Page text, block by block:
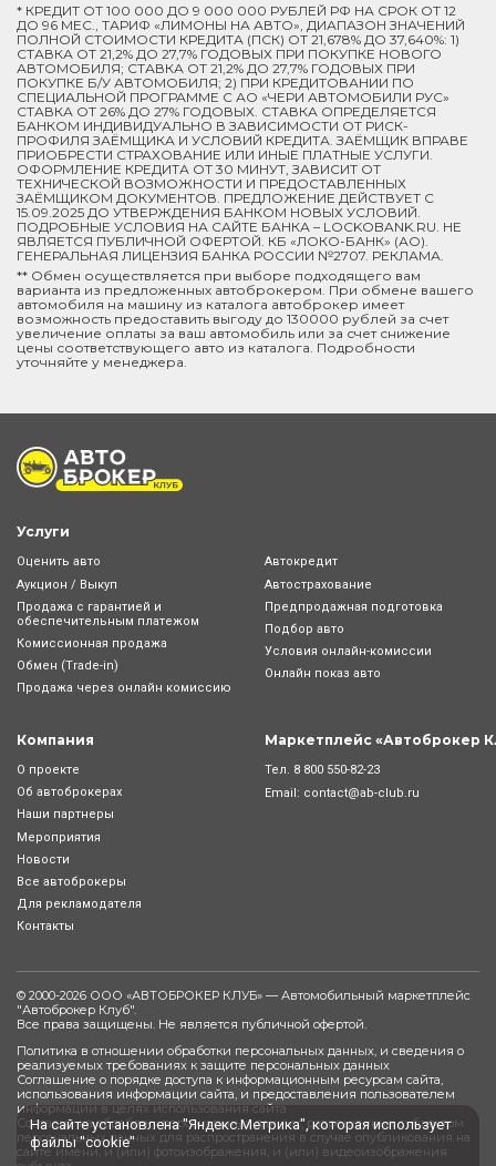
На сайте установлена "Яндекс.Метрика", которая использует
файлы "cookie"
* КРЕДИТ ОТ 100 000 ДО 9 000 000 РУБЛЕЙ РФ НА СРОК ОТ 12
ДО 96 МЕС., ТАРИФ «ЛИМОНЫ НА АВТО», ДИАПАЗОН ЗНАЧЕНИЙ
ПОЛНОЙ СТОИМОСТИ КРЕДИТА (ПСК) ОТ 21,678% ДО 37,640%: 1)
СТАВКА ОТ 21,2% ДО 27,7% ГОДОВЫХ ПРИ ПОКУПКЕ НОВОГО
АВТОМОБИЛЯ; СТАВКА ОТ 21,2% ДО 27,7% ГОДОВЫХ ПРИ
ПОКУПКЕ Б/У АВТОМОБИЛЯ; 2) ПРИ КРЕДИТОВАНИИ ПО
СПЕЦИАЛЬНОЙ ПРОГРАММЕ C АО «ЧЕРИ АВТОМОБИЛИ РУС»
СТАВКА ОТ 26% ДО 27% ГОДОВЫХ. СТАВКА ОПРЕДЕЛЯЕТСЯ
БАНКОМ ИНДИВИДУАЛЬНО В ЗАВИСИМОСТИ ОТ РИСК-
ПРОФИЛЯ ЗАЁМЩИКА И УСЛОВИЙ КРЕДИТА. ЗАЁМЩИК ВПРАВЕ
ПРИОБРЕСТИ СТРАХОВАНИЕ ИЛИ ИНЫЕ ПЛАТНЫЕ УСЛУГИ.
ОФОРМЛЕНИЕ КРЕДИТА ОТ 30 МИНУТ, ЗАВИСИТ ОТ
ТЕХНИЧЕСКОЙ ВОЗМОЖНОСТИ И ПРЕДОСТАВЛЕННЫХ
ЗАЁМЩИКОМ ДОКУМЕНТОВ. ПРЕДЛОЖЕНИЕ ДЕЙСТВУЕТ С
15.09.2025 ДО УТВЕРЖДЕНИЯ БАНКОМ НОВЫХ УСЛОВИЙ.
ПОДРОБНЫЕ УСЛОВИЯ НА САЙТЕ БАНКА – LOCKOBANK.RU. НЕ
ЯВЛЯЕТСЯ ПУБЛИЧНОЙ ОФЕРТОЙ. КБ «ЛОКО-БАНК» (АО).
ГЕНЕРАЛЬНАЯ ЛИЦЕНЗИЯ БАНКА РОССИИ №2707. РЕКЛАМА.
** Обмен осуществляется при выборе подходящего вам
варианта из предложенных автоброкером. При обмене вашего
автомобиля на машину из каталога автоброкер имеет
возможность предоставить выгоду до 130000 рублей за счет
увеличение оплаты за ваш автомобиль или за счет снижение
цены соответствующего авто из каталога. Подробности
уточняйте у менеджера.
Услуги
Оценить авто
Аукцион / Выкуп
Продажа с гарантией и
обеспечительным платежом
Комиссионная продажа
Обмен (Trade-in)
Продажа через онлайн комиссию
Автокредит
Автострахование
Предпродажная подготовка
Подбор авто
Условия онлайн-комиcсии
Онлайн показ авто
Компания
О проекте
Об автоброкерах
Наши партнеры
Мероприятия
Новости
Все автоброкеры
Для рекламодателя
Контакты
Маркетплейс «Автоброкер
Тел. 8 800 550-82-23
Email: contact@ab-club.ru
© 2000-2026 ООО «АВТОБРОКЕР КЛУБ» — Автомобильный маркетплейс
"Автоброкер Клуб".
Все права защищены. Не является публичной офертой.
Политика в отношении обработки персональных данных, и сведения о
реализуемых требованиях к защите персональных данных
Соглашение о порядке доступа к информационным ресурсам сайта,
использования информации сайта, и предоставления пользователем
информации в целях использования сайта
Согласие на обработку персональных данных, разрешенных субъектом
персональных данных для распространения в случае опубликования на
сайте имени, и (или) фотоизображения, и (или) видеоизображения